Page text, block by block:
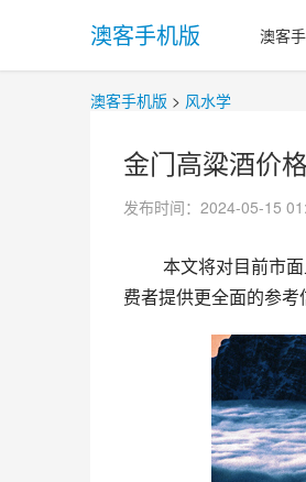
澳客手机版 澳客
澳客手机版 > 风水学
金门高粱酒价
发布时间：2024-05-15
费者提供更全面的参考